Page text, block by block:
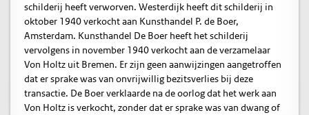
schilderij heeft verworven. Westerdijk heeft dit schilderij in
oktober 1940 verkocht aan Kunsthandel P. de Boer,
Amsterdam. Kunsthandel De Boer heeft het schilderij
vervolgens in november 1940 verkocht aan de verzamelaar
Von Holtz uit Bremen. Er zijn geen aanwijzingen aangetroffen
dat er sprake was van onvrijwillig bezitsverlies bij deze
transactie. De Boer verklaarde na de oorlog dat het werk aan
Von Holtz is verkocht, zonder dat er sprake was van dwang of